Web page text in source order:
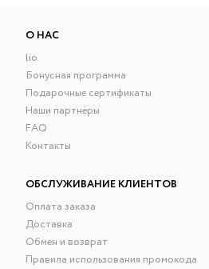
О НАС
lio
Бонусная программа
Подарочные сертификаты
Наши партнёры
FAQ
Контакты
ОБСЛУЖИВАНИЕ КЛИЕНТОВ
Оплата заказа
Доставка
Обмен и возврат
Правила использования промокода